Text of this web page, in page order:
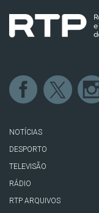
NOTÍCIAS
DESPORTO
TELEVISÃO
RÁDIO
RTP ARQUIVOS